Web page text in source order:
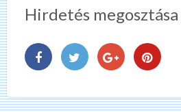
Hirdetés megosztása